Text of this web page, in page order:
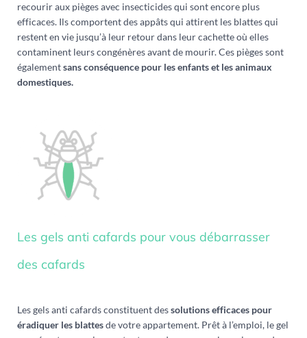
recourir aux pièges avec insecticides qui sont encore plus
efficaces. Ils comportent des appâts qui attirent les blattes qui
restent en vie jusqu’à leur retour dans leur cachette où elles
contaminent leurs congénères avant de mourir. Ces pièges sont
égalementsans conséquence pour les enfants et les animaux
domestiques.
Les gels anti cafards pour vous débarrasser
des cafards
Les gels anti cafards constituent dessolutions efficaces pour
éradiquer les blattesde votre appartement. Prêt à l’emploi, le gel